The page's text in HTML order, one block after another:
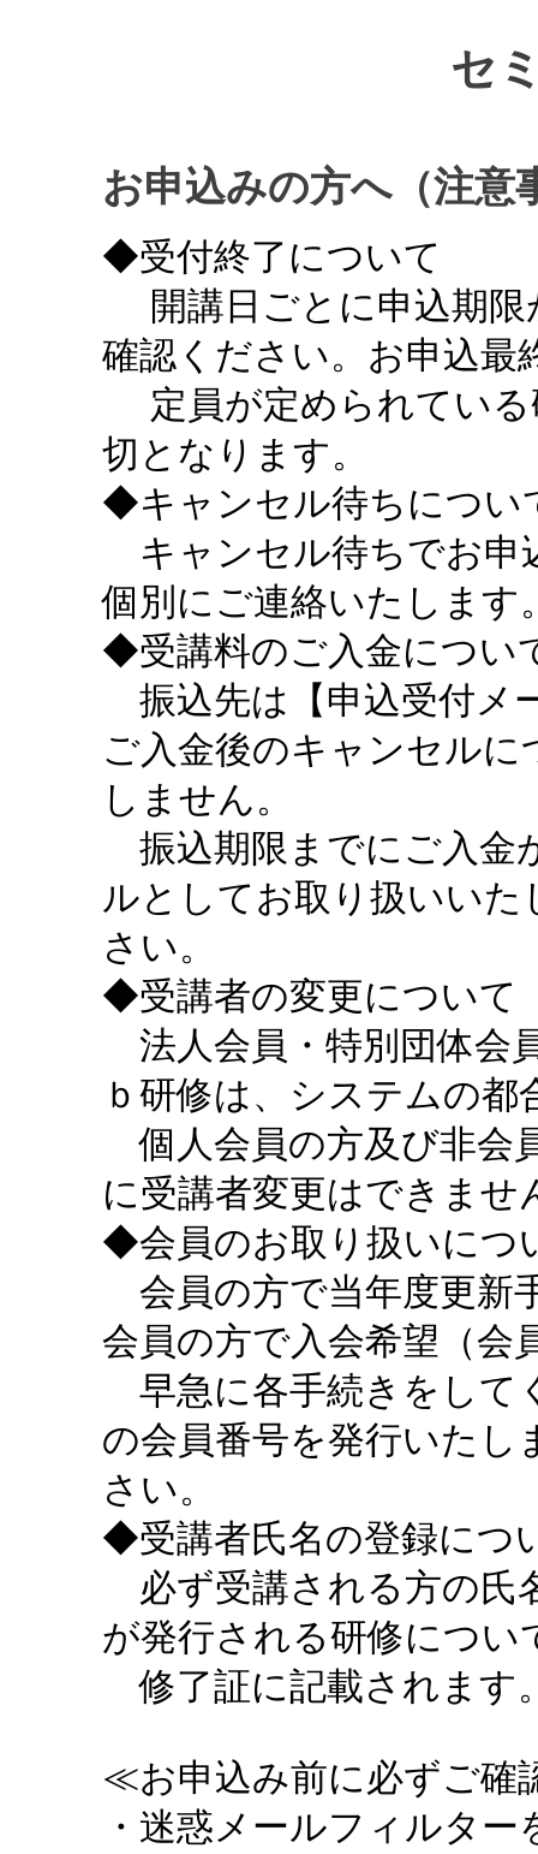
セ
お申込みの方へ（注意
◆受付終了について
開講日ごとに申込期限
確認ください。お申込最
定員が定められている
切となります。
◆キャンセル待ちについ
キャンセル待ちでお申
個別にご連絡いたします
◆受講料のご入金につい
振込先は【申込受付メ
ご入金後のキャンセル
しません。
振込期限までにご入金
ルとしてお取り扱いい
さい。
◆受講者の変更について
法人会員・特別団体会
ｂ研修は、システムの
個人会員の方及び非会
に受講者変更はできませ
◆会員のお取り扱いにつ
会員の方で当年度更新
会員の方で入会希望（会
早急に各手続きをして
の会員番号を発行いたし
さい。
◆受講者氏名の登録につ
必ず受講される方の氏
が発行される研修につい
修了証に記載されます
≪お申込み前に必ずご確
・迷惑メールフィルタ